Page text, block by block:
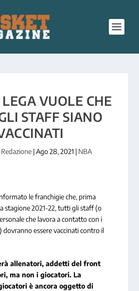
VUOLE CHE
STAFF SIANO
Redazione |Ago 28, 2021 | NBA
le franchigie che, prima
stagione 2021-22, tutti gli staff (o
che lavora a contatto con i
dovranno essere vaccinati contro il
allenatori, addetti del front
ma non i giocatori. La
è ancora oggetto di